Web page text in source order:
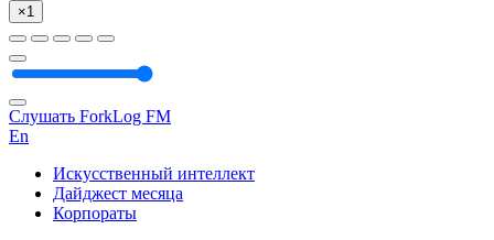
×1
Слушать ForkLog FM
En
Искусственный интеллект
Дайджест месяца
Корпораты